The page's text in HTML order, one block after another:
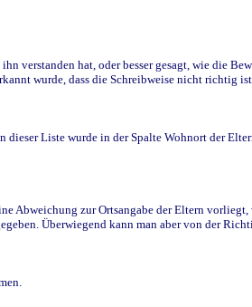
hat, oder besser gesagt, wie die
wurde, dass die Schreibweise nicht richtig
Liste wurde in der Spalte Wohnort der
Abweichung zur Ortsangabe der Eltern
Überwiegend kann man aber von der